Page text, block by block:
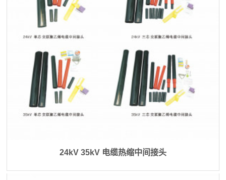
24kV 35kV 电缆热缩中间接头